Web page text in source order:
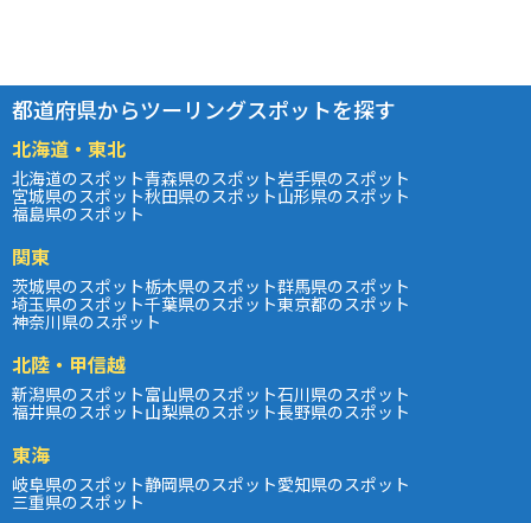
都道府県からツーリングスポットを探す
北海道・東北
北海道のスポット青森県のスポット岩手県のスポット
宮城県のスポット秋田県のスポット山形県のスポット
福島県のスポット
関東
茨城県のスポット栃木県のスポット群馬県のスポット
埼玉県のスポット千葉県のスポット東京都のスポット
神奈川県のスポット
北陸・甲信越
新潟県のスポット富山県のスポット石川県のスポット
福井県のスポット山梨県のスポット長野県のスポット
東海
岐阜県のスポット静岡県のスポット愛知県のスポット
三重県のスポット